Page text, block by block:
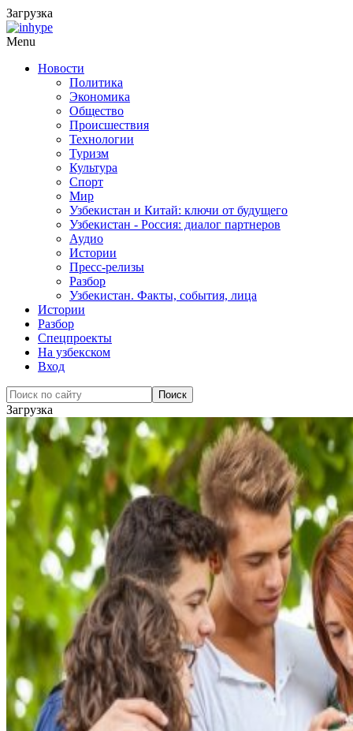
Загрузка
Menu
Новости
Политика
Экономика
Общество
Происшествия
Технологии
Туризм
Культура
Спорт
Мир
Узбекистан и Китай: ключи от будущего
Узбекистан - Россия: диалог партнеров
Аудио
Истории
Пресс-релизы
Разбор
Узбекистан. Факты, события, лица
Истории
Разбор
Спецпроекты
На узбекском
Вход
Загрузка